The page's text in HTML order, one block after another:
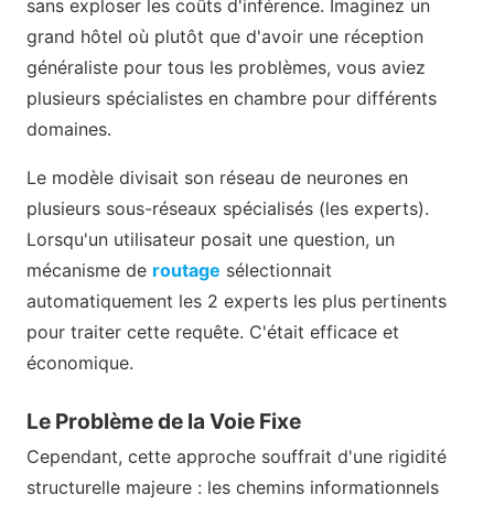
sans exploser les coûts d'inférence. Imaginez un
grand hôtel où plutôt que d'avoir une réception
généraliste pour tous les problèmes, vous aviez
plusieurs spécialistes en chambre pour différents
domaines.
Le modèle divisait son réseau de neurones en
plusieurs sous-réseaux spécialisés (les experts).
Lorsqu'un utilisateur posait une question, un
mécanisme de routage sélectionnait
automatiquement les 2 experts les plus pertinents
pour traiter cette requête. C'était efficace et
économique.
Le Problème de la Voie Fixe
Cependant, cette approche souffrait d'une rigidité
structurelle majeure : les chemins informationnels